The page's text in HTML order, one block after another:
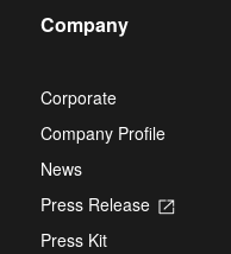
Company
Corporate
Company Profile
News
Press Release
Opens
Press Kit